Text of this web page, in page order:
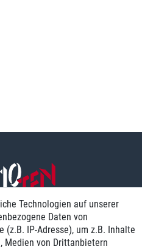
Technologien auf unserer
Daten von
(z.B. IP-Adresse), um z.B. Inhalte
Medien von Drittanbietern